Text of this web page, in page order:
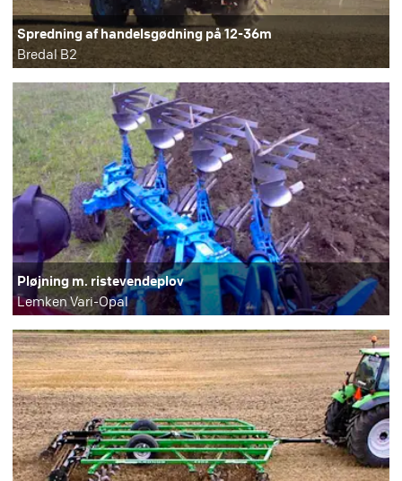
Spredning af handelsgødning på 12-36m
Bredal B2
Pløjning m. ristevendeplov
Lemken Vari-Opal